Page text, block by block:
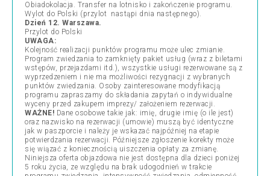
Obiadokolacja. Transfer na lotnisko i zakończenie programu.
Wylot do Polski (przylot nastąpi dnia następnego).
Dzień 12. Warszawa.
Przylot do Polski
UWAGA:
Kolejność realizacji punktów programu może ulec zmianie.
Program zwiedzania to zamknięty pakiet usług (wraz z biletami
wstępów, przejazdami itd.), wszystkie usługi rezerwowane są z
wyprzedzeniem i nie ma możliwości rezygnacji z wybranych
punktów zwiedzania. Osoby zainteresowane modyfikacją
programu zapraszamy do składania zapytań o indywidualne
wyceny przed zakupem imprezy/ założeniem rezerwacji.
WAŻNE! Dane osobowe takie jak: imię, drugie imię (o ile jest)
oraz nazwisko na rezerwacji (umowie) muszą być identyczne
jak w paszporcie i należy je wskazać najpóźniej na etapie
potwierdzania rezerwacji. Późniejsze zgłoszenie korekty może
się wiązać z koniecznością uiszczenia opłaty za zmianę.
Niniejsza oferta objazdowa nie jest dostępna dla dzieci poniżej
5 roku życia, ze względu na brak udogodnień w trakcie